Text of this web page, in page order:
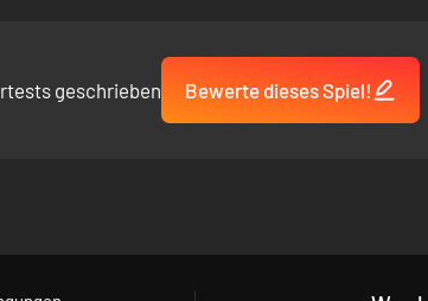
geschrieben Bewerte dieses Spiel!